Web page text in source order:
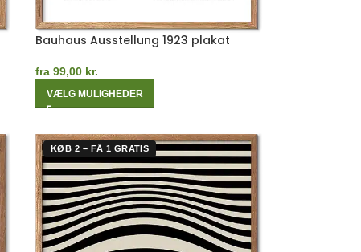
Bauhaus Ausstellung 1923 plakat
fra 99,00 kr.
VÆLG MULIGHEDER
KØB 2 – FÅ 1 GRATIS